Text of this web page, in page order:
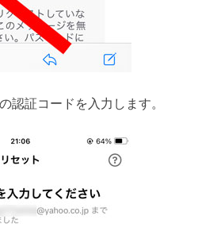
認証コードを入力します。